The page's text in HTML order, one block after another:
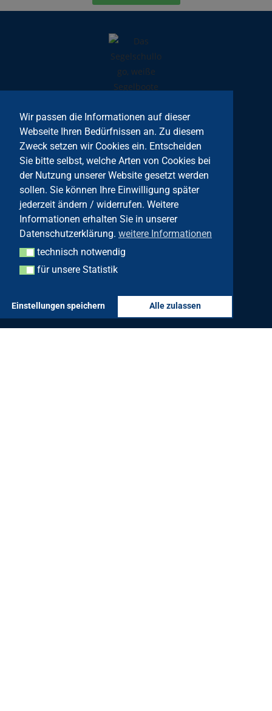
Forggensee
Yachtschule
47°38’05″N 010°44’11,4″E
Seestraße 10, 87669 Rieden
Wir passen die Informationen auf dieser
Webseite Ihren Bedürfnissen an. Zu diesem
Zweck setzen wir Cookies ein. Entscheiden
Sie bitte selbst, welche Arten von Cookies bei
der Nutzung unserer Website gesetzt werden
sollen. Sie können Ihre Einwilligung später
jederzeit ändern / widerrufen. Weitere
Informationen erhalten Sie in unserer
Datenschutzerklärung. weitere Informationen
technisch notwendig
technisch notwendig
für unsere Statistik
Einstellungen speichern Alle zulassen